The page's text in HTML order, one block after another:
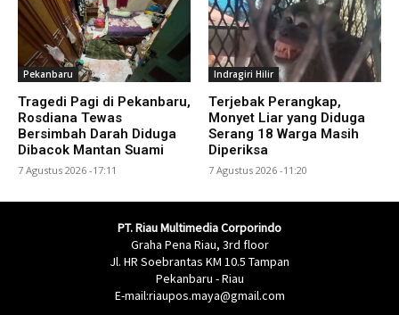
Pekanbaru
Tragedi Pagi di Pekanbaru,
Rosdiana Tewas
Bersimbah Darah Diduga
Dibacok Mantan Suami
7 Agustus 2026 -17:11
Indragiri Hilir
Terjebak Perangkap,
Monyet Liar yang Diduga
Serang 18 Warga Masih
Diperiksa
7 Agustus 2026 -11:20
PT. Riau Multimedia Corporindo
Graha Pena Riau, 3rd floor
Jl. HR Soebrantas KM 10.5 Tampan
Pekanbaru - Riau
E-mail:riaupos.maya@gmail.com